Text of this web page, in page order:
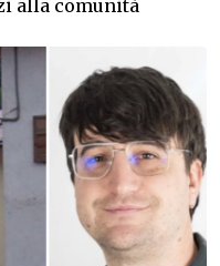
alla comunità